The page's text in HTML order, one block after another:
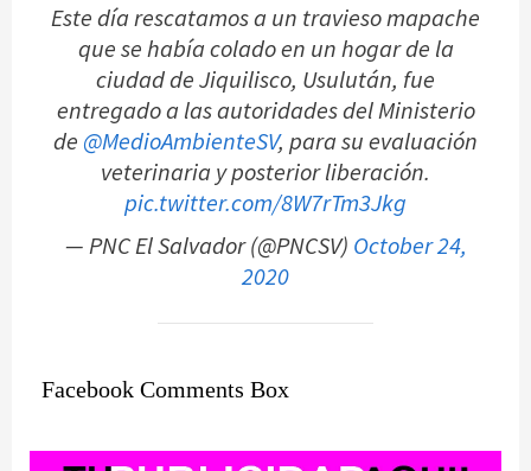
Este día rescatamos a un travieso mapache
que se había colado en un hogar de la
ciudad de Jiquilisco, Usulután, fue
entregado a las autoridades del Ministerio
de @MedioAmbienteSV, para su evaluación
veterinaria y posterior liberación.
pic.twitter.com/8W7rTm3Jkg
— PNC El Salvador (@PNCSV) October 24,
2020
Facebook Comments Box